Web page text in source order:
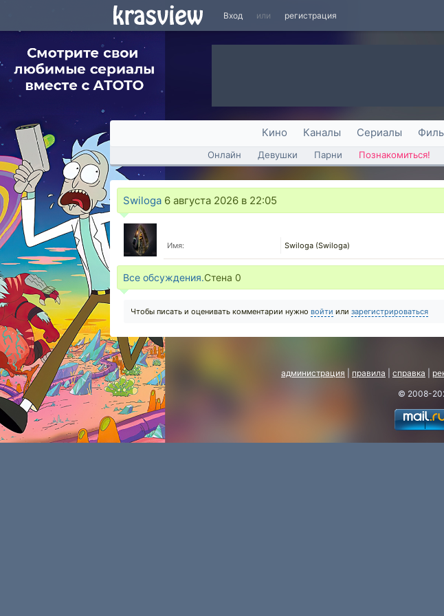
Вход или регистрация
Кино Каналы Сериалы
Онлайн Девушки Парни Познакомиться!
Swiloga 6 августа 2026 в 22:05
Имя: Swiloga (Swiloga)
Все обсуждения.Стена 0
Чтобы писать и оценивать комментарии нужно войти или зарегистрироваться
администрация правила справка
© 2008-